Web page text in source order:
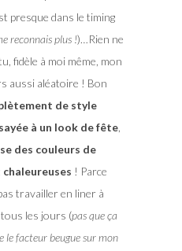
presque dans le timing
reconnais plus !)…Rien ne
fidèle à moi même, mon
aussi aléatoire ! Bon
de style
à un look de fête,
des couleurs de
! Parce
travailler en liner à
les jours (pas que ça
le facteur beugue sur mon